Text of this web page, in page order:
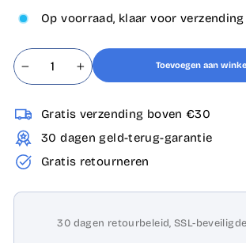
Op voorraad, klaar voor verzending
+
Toevoegen aan
Gratis verzending boven €30
30 dagen geld-terug-garantie
Gratis retourneren
30 dagen retourbeleid, SSL-